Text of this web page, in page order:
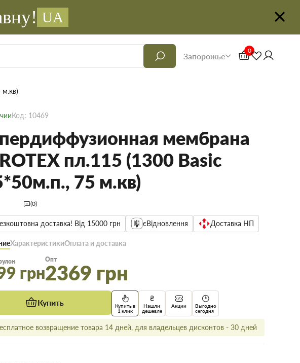
UA
Запорожье
0
м.кв)
Код: 10469
мембрана
пл.115 (1300 Basic
75 м.кв)
(0)
доставка! Від 15000 грн єВідновлення Доставка НП
ХарактеристикиОплата и доставка
грн
Опт
2369 грн
Купить
Купить в
1 клик
Нашли
дешевле
Акции
Выгодно
сегодня
возвращение товара 14 дней, для владельцев дисконтов - 30 дней